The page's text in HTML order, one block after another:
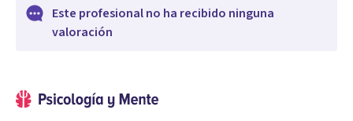
Este profesional no ha recibido ninguna
valoración